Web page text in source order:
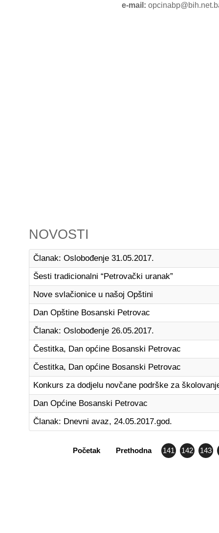
e-mail:
NOVOSTI
Članak: Oslobođenje 31.05.2017.
Šesti tradicionalni “Petrovački uranak”
Nove svlačionice u našoj Opštini
Dan Opštine Bosanski Petrovac
Članak: Oslobođenje 26.05.2017.
Čestitka, Dan općine Bosanski Petrovac
Čestitka, Dan općine Bosanski Petrovac
Konkurs za dodjelu novčane podrške za
Dan Općine Bosanski Petrovac
Članak: Dnevni avaz, 24.05.2017.god.
Početak Prethodna 141 142 143